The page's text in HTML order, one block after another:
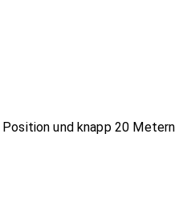
und knapp 20